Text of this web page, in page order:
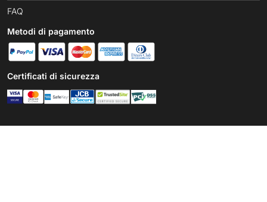
FAQ
Metodi di pagamento
Certificati di sicurezza